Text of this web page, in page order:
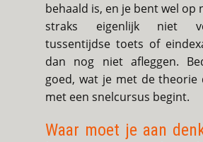
behaald is, en je bent wel op
straks eigenlijk niet
tussentijdse toets of
dan nog niet afleggen.
goed, wat je met de theorie
met een snelcursus begint.
Waar moet je aan